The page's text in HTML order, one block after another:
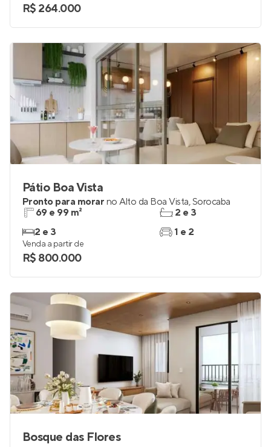
R$ 264.000
Pátio Boa Vista
Pronto para morar no Alto da Boa Vista,Sorocaba
69 e 99 m²
2 e 3
2 e 3
1 e 2
Venda a partir de
R$ 800.000
Bosque das Flores